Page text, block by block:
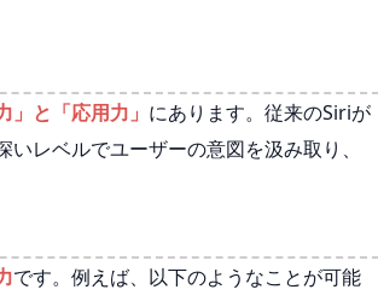
」と「応用力」 にあります。従来のSiriが
レベルでユーザーの意図を汲み取り、
です。例えば、以下のようなことが可能